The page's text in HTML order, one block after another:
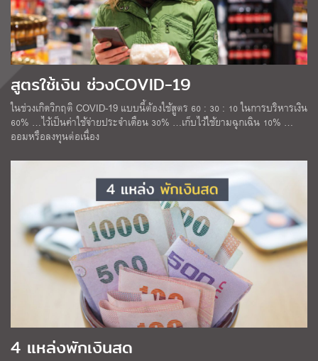
สูตรใช้เงิน ช่วงCOVID-19
ในช่วงเกิดวิกฤติ COVID-19 แบบนี้ต้องใช้สูตร 60 : 30 : 10 ในการบริหารเงิน
60% …ไว้เป็นค่าใช้จ่ายประจำเดือน 30% …เก็บไว้ใช้ยามฉุกเฉิน 10% …
ออมหรือลงทุนต่อเนื่อง
4 แหล่งพักเงินสด